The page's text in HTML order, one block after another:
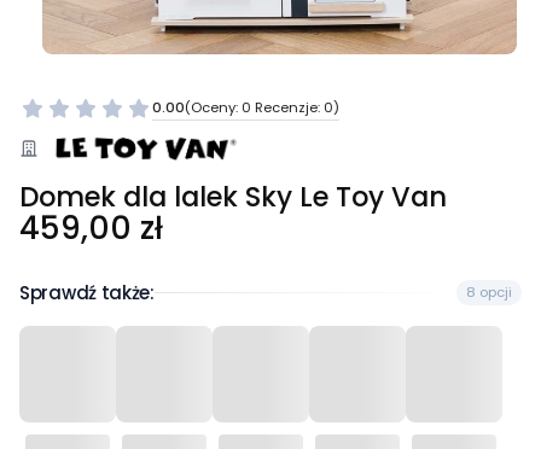
0.00(Oceny: 0 Recenzje: 0)
Domek dla lalek Sky Le Toy Van
Cena
459,00 zł
Sprawdź także: 8 opcji